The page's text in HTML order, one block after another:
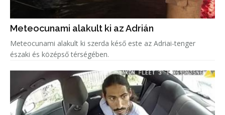
Meteocunami alakult ki az Adrián
Meteocunami alakult ki szerda késő este az Adriai-tenger
északi és középső térségében.